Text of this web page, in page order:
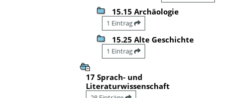
15.15 Archäologie
1 Eintrag
15.25 Alte Geschichte
1 Eintrag
17 Sprach- und
Literaturwissenschaft